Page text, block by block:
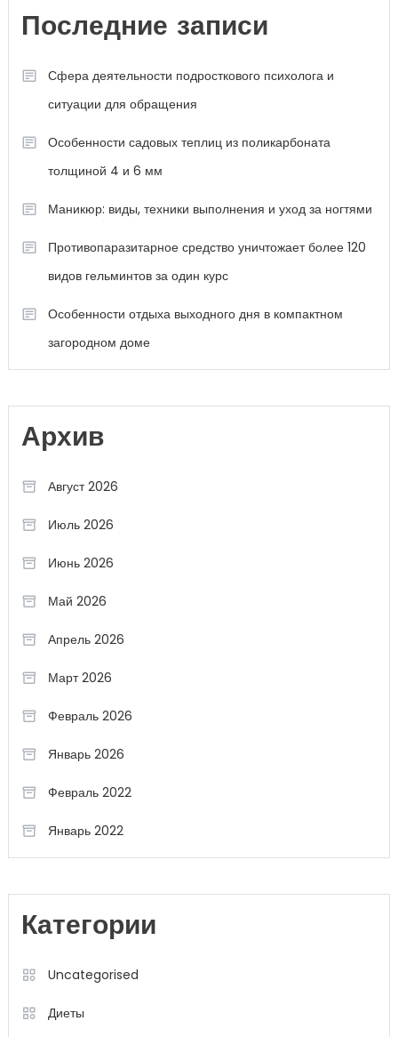
Последние записи
Сфера деятельности подросткового психолога и
ситуации для обращения
Особенности садовых теплиц из поликарбоната
толщиной 4 и 6 мм
Маникюр: виды, техники выполнения и уход за ногтями
Противопаразитарное средство уничтожает более 120
видов гельминтов за один курс
Особенности отдыха выходного дня в компактном
загородном доме
Архив
Август 2026
Июль 2026
Июнь 2026
Май 2026
Апрель 2026
Март 2026
Февраль 2026
Январь 2026
Февраль 2022
Январь 2022
Категории
Uncategorised
Диеты